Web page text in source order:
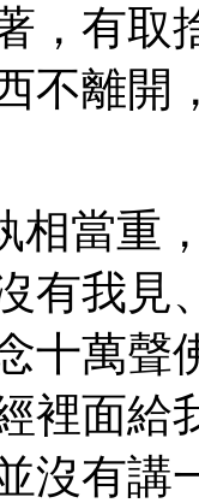
，有取
不離開
當重，
有我見
十萬聲
裡面給
沒有講